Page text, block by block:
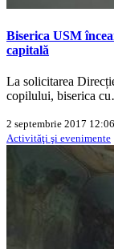
Biserica USM
capitală
La solicitarea
copilului, biserica
2 septembrie 2017 12:06
Activităţi şi evenimente